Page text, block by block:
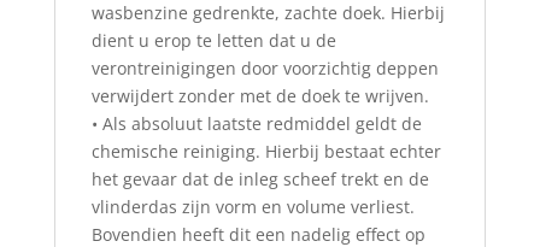
wasbenzine gedrenkte, zachte doek. Hierbij
dient u erop te letten dat u de
verontreinigingen door voorzichtig deppen
verwijdert zonder met de doek te wrijven.
• Als absoluut laatste redmiddel geldt de
chemische reiniging. Hierbij bestaat echter
het gevaar dat de inleg scheef trekt en de
vlinderdas zijn vorm en volume verliest.
Bovendien heeft dit een nadelig effect op